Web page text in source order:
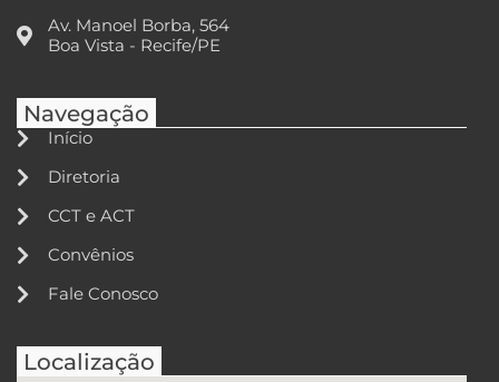
Av. Manoel Borba, 564
Boa Vista - Recife/PE
Navegação
Início
Diretoria
CCT e ACT
Convênios
Fale Conosco
Localização